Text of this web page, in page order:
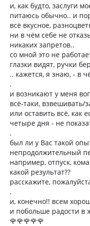
и, как будто, заслуги
питаюсь обычно.. и
всё вкусное,
ни в чём себе не
никаких запретов..
со мной это не
глазки видят, ручки
.. кажется, я знаю, - в
.
и возникают у меня
всё-таки, взвешивать/
или оставить всё, как
четыре дня - не
.
был ли у Вас такой
непродолжительный
например, отпуск,
какой результат??
расскажите,
.
и, конечно!! всем
и побольше радости в
🌹🌹🌹🌹🌹